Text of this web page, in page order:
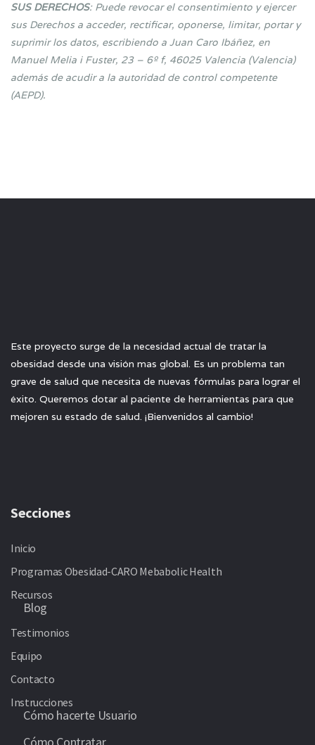
SUS DERECHOS: Puede revocar el consentimiento y ejercer
sus Derechos a acceder, rectificar, oponerse, limitar, portar y
suprimir los datos, escribiendo a Juan Caro Ibáñez, en
Manuel Melia i Fuster, 23 – 6º f, 46025 Valencia (Valencia)
además de acudir a la autoridad de control competente
(AEPD).
Este proyecto surge de la necesidad actual de tratar la
obesidad desde una visión mas global. Es un problema tan
grave de salud que necesita de nuevas fórmulas para lograr el
éxito. Queremos dotar al paciente de herramientas para que
mejoren su estado de salud. ¡Bienvenidos al cambio!
Secciones
Inicio
Programas Obesidad-CARO Mebabolic Health
Recursos
Blog
Testimonios
Equipo
Contacto
Instrucciones
Cómo hacerte Usuario
Cómo Contratar